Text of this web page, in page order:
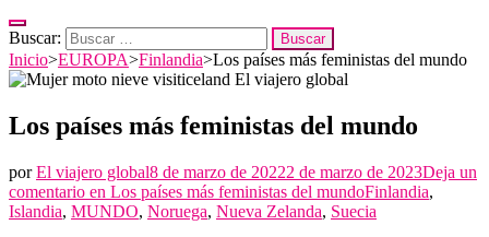
Buscar:
Inicio>EUROPA>Finlandia>Los países más feministas del mundo
Los países más feministas del mundo
porEl viajero global8 de marzo de 20222 de marzo de 2023Deja un
comentario en Los países más feministas del mundoFinlandia,
Islandia, MUNDO, Noruega, Nueva Zelanda, Suecia